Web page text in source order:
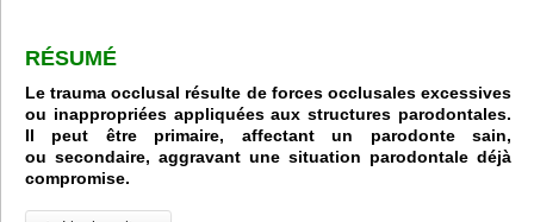
RÉSUMÉ
Le trauma occlusal résulte de forces occlusales excessives
ou inappropriées appliquées aux structures parodontales.
Il peut être primaire, affectant un parodonte sain,
ou secondaire, aggravant une situation parodontale déjà
compromise.